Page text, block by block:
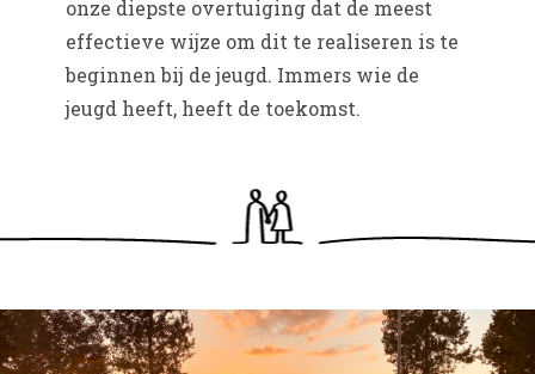
onze diepste overtuiging dat de meest
effectieve wijze om dit te realiseren is te
beginnen bij de jeugd. Immers wie de
jeugd heeft, heeft de toekomst.